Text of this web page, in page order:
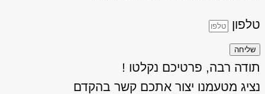
טלפון
שליחה
תודה רבה, פרטיכם נקלטו !
נציג מטעמנו יצור אתכם קשר בהקדם